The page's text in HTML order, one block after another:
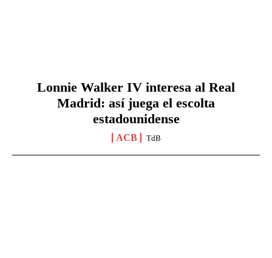
Lonnie Walker IV interesa al Real
Madrid: así juega el escolta
estadounidense
ACB TdB